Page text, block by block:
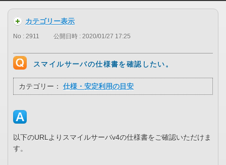
カテゴリー表示
No : 2911 公開日時 : 2020/01/27 17:25
スマイルサーバの仕様書を確認したい。
カテゴリー： 仕様・安定利用の目安
以下のURLよりスマイルサーバv4の仕様書をご確認いただけま
す。